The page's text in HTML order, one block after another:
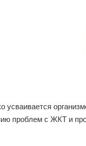
проблем с ЖКТ и